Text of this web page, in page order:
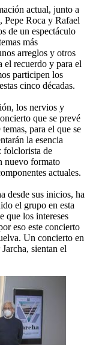
actual, junto a
Roca y Rafael
de un espectáculo
más
arreglos y otros
el recuerdo y para el
participen los
cinco décadas.
los nervios y
que se prevé
para el que se
la esencia
folclorista de
nuevo formato
actuales.
desde sus inicios, ha
el grupo en esta
que los intereses
eso este concierto
Un concierto en
sientan el